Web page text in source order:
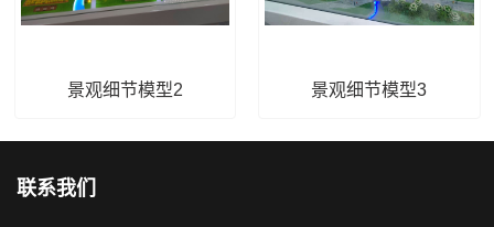
景观细节模型2 景观细节模型3
联系我们